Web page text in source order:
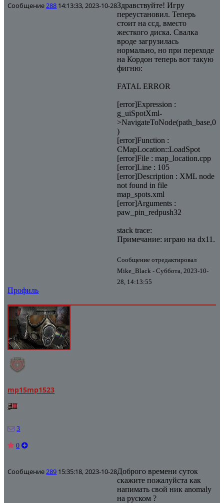
Сообщение288 14:13:33, 2023-10-28Здравствуйте! Игру
переустановил. Теперь
стоит на ссд, вместо
жесткого диска. Свалка
вроде загрузилась
нормально, но при переходе
на Кордон теперь вот такую
фигню:
FATAL ERROR
[error]Expression :
g_uiSpotXml-
>NavigateToNode(path_base,0
)
[error]Function :
CMapLocation::LoadSpot
[error]File : map_location.cpp
[error]Line : 105
[error]Description : XML node
not found in file
map_spots.xml
[error]Arguments :
paw_pin_redpush32
stack trace:
Примечание: играю на dx11.
Сообщение отредактировал
Mike_Black -Суббота, 2023-10-
28, 14:13:55
Профиль
mp15mp1523
3
0
Сообщение289 15:35:18, 2023-10-28Доброго времени суток
скажите пожалуйста как
напимать свой ник anomaly
на руском ?